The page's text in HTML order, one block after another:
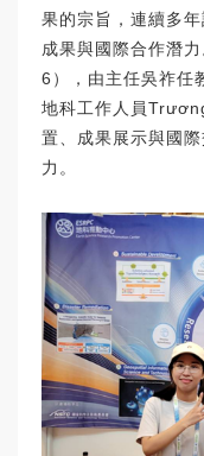
果的宗旨，連續多
成果與國際合作潛
6），由主任吳祚任
地科工作人員
置、成果展示與國
力。